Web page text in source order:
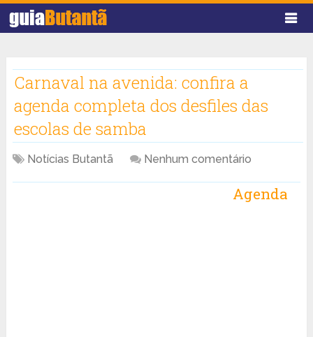
Carnaval na avenida: confira a
agenda completa dos desfiles das
escolas de samba
Notícias Butantã Nenhum comentário
Agenda